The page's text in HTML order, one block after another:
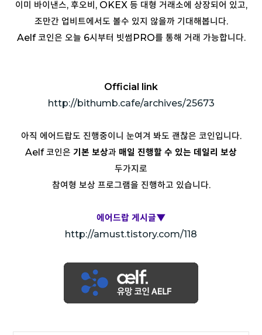
이미 바이낸스, 후오비, OKEX 등 대형 거래소에 상장되어 있고,
조만간 업비트에서도 볼수 있지 않을까 기대해봅니다.
Aelf 코인은 오늘 6시부터 빗썸PRO를 통해 거래 가능합니다.
Official link
http://bithumb.cafe/archives/25673
아직 에어드랍도 진행중이니 눈여겨 봐도 괜찮은 코인입니다.
Aelf 코인은 기본 보상과 매일 진행할 수 있는 데일리 보상
두가지로
참여형 보상 프로그램을 진행하고 있습니다.
에어드랍 게시글▼
http://amust.tistory.com/118